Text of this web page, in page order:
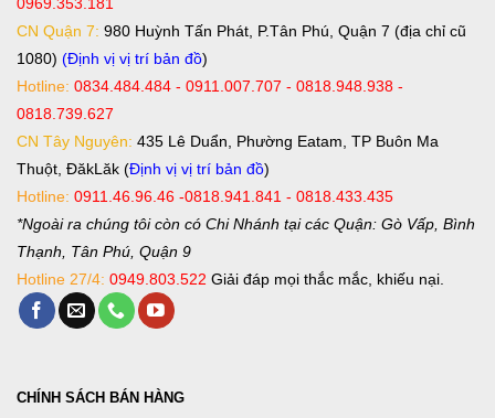
CN Quận 7: 980 Huỳnh Tấn Phát, P.Tân Phú, Quận 7 (địa chỉ cũ
1080) (Định vị vị trí bản đồ)
Hotline: 0834.484.484 - 0911.007.707 - 0818.948.938 -
0818.739.627
CN Tây Nguyên: 435 Lê Duẩn, Phường Eatam, TP Buôn Ma
Thuột, ĐăkLăk (Định vị vị trí bản đồ)
Hotline: 0911.46.96.46 -0818.941.841 - 0818.433.435
*Ngoài ra chúng tôi còn có Chi Nhánh tại các Quận: Gò Vấp, Bình
Thạnh, Tân Phú, Quận 9
Hotline 27/4: 0949.803.522 Giải đáp mọi thắc mắc, khiếu nại.
CHÍNH SÁCH BÁN HÀNG